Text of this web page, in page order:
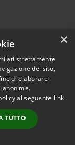
2026 • Comune di
• Powered by
•
Accesso
redazione
×
strettamente
del sito,
di elaborare
anonime.
al seguente link
TUTTO